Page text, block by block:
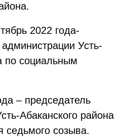
2022 года-
Усть-
по социальным
– председатель
Абаканского района
седьмого созыва.